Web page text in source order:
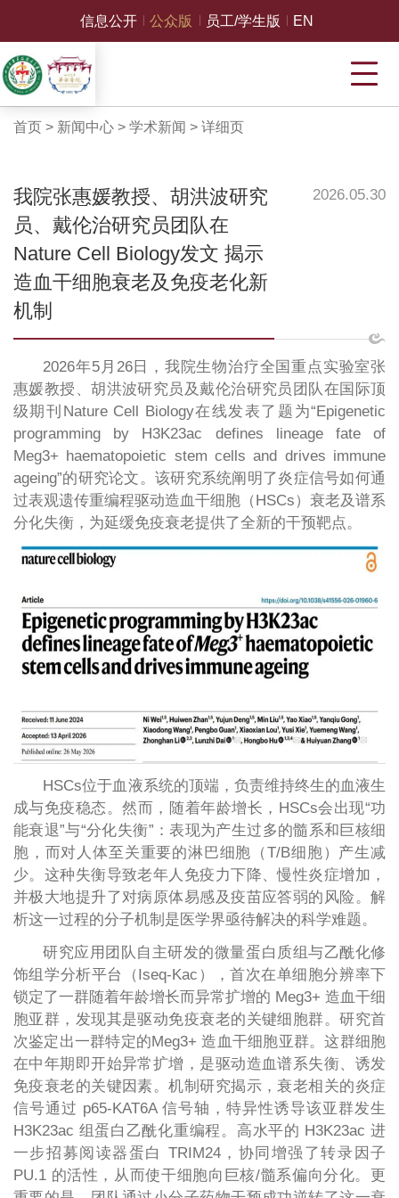
信息公开 公众版 员工/学生版 EN
首页 > 新闻中心> 学术新闻 > 详细页
我院张惠媛教授、胡洪波研究
员、戴伦治研究员团队在
Nature Cell Biology发文 揭示
造血干细胞衰老及免疫老化新
机制
2026.05.30
2026年5月26日，我院生物治疗全国重点实验室张
惠媛教授、胡洪波研究员及戴伦治研究员团队在国际顶
级期刊Nature Cell Biology在线发表了题为“Epigenetic
programming by H3K23ac defines lineage fate of
Meg3+ haematopoietic stem cells and drives immune
ageing”的研究论文。该研究系统阐明了炎症信号如何通
过表观遗传重编程驱动造血干细胞（HSCs）衰老及谱系
分化失衡，为延缓免疫衰老提供了全新的干预靶点。
HSCs位于血液系统的顶端，负责维持终生的血液生
成与免疫稳态。然而，随着年龄增长，HSCs会出现“功
能衰退”与“分化失衡”：表现为产生过多的髓系和巨核细
胞，而对人体至关重要的淋巴细胞（T/B细胞）产生减
少。这种失衡导致老年人免疫力下降、慢性炎症增加，
并极大地提升了对病原体易感及疫苗应答弱的风险。解
析这一过程的分子机制是医学界亟待解决的科学难题。
研究应用团队自主研发的微量蛋白质组与乙酰化修
饰组学分析平台（Iseq-Kac），首次在单细胞分辨率下
锁定了一群随着年龄增长而异常扩增的 Meg3+ 造血干细
胞亚群，发现其是驱动免疫衰老的关键细胞群。研究首
次鉴定出一群特定的Meg3+ 造血干细胞亚群。这群细胞
在中年期即开始异常扩增，是驱动造血谱系失衡、诱发
免疫衰老的关键因素。机制研究揭示，衰老相关的炎症
信号通过 p65-KAT6A 信号轴，特异性诱导该亚群发生
H3K23ac 组蛋白乙酰化重编程。高水平的 H3K23ac 进
一步招募阅读器蛋白 TRIM24，协同增强了转录因子
PU.1 的活性，从而使干细胞向巨核/髓系偏向分化。更